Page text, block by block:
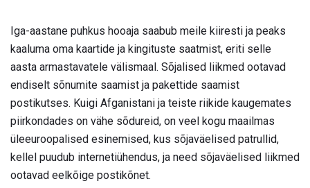
Iga-aastane puhkus hooaja saabub meile kiiresti ja peaks
kaaluma oma kaartide ja kingituste saatmist, eriti selle
aasta armastavatele välismaal. Sõjalised liikmed ootavad
endiselt sõnumite saamist ja pakettide saamist
postikutses. Kuigi Afganistani ja teiste riikide kaugemates
piirkondades on vähe sõdureid, on veel kogu maailmas
üleeuroopalised esinemised, kus sõjaväelised patrullid,
kellel puudub internetiühendus, ja need sõjaväelised liikmed
ootavad eelkõige postikõnet.